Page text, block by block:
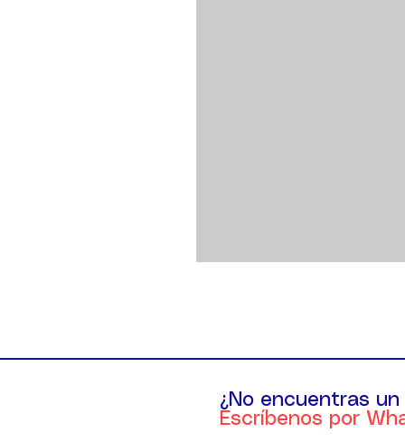
¿No encuentras
Escríbenos por